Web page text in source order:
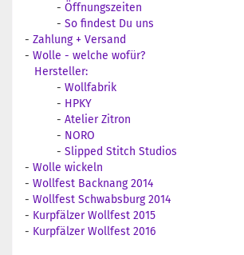
- Öffnungszeiten
- So findest Du uns
- Zahlung + Versand
- Wolle - welche wofür?
Hersteller:
- Wollfabrik
- HPKY
- Atelier Zitron
- NORO
- Slipped Stitch Studios
- Wolle wickeln
- Wollfest Backnang 2014
- Wollfest Schwabsburg 2014
- Kurpfälzer Wollfest 2015
- Kurpfälzer Wollfest 2016